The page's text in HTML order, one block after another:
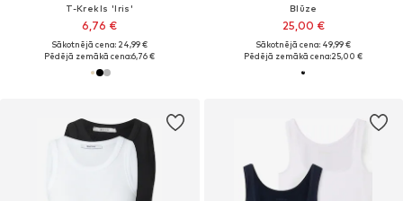
T-Krekls 'Iris'
6,76 €
Sākotnējā cena: 24,99 €
Pēdējā zemākā cena:6,76 €
Blūze
25,00 €
Sākotnējā cena: 49,99 €
Pēdējā zemākā cena:25,00 €